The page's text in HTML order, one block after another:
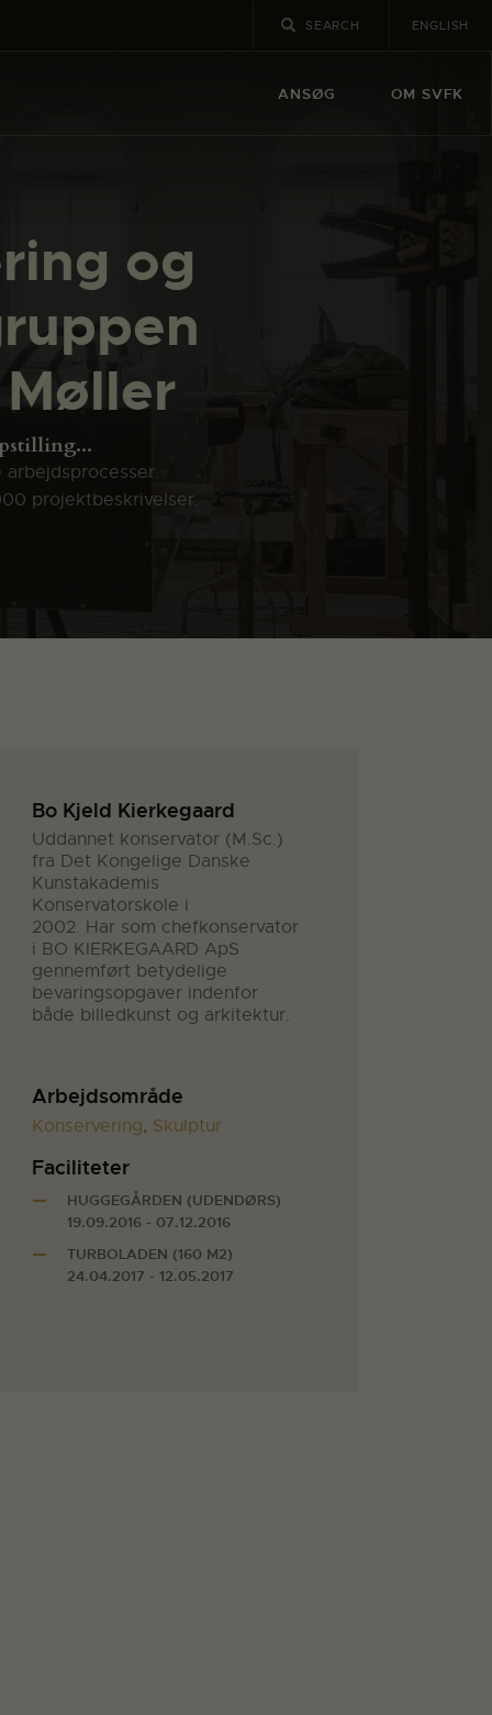
ENGLISH
ANSØG OM SVFK
og
projektbeskrivelser.
Bo Kjeld Kierkegaard
Uddannet konservator (M.Sc.)
fra Det Kongelige Danske
Kunstakademis
Konservatorskole i
2002. Har som chefkonservator
i BO KIERKEGAARD ApS
gennemført betydelige
bevaringsopgaver indenfor
både billedkunst og arkitektur.
Arbejdsområde
Konservering, Skulptur
Faciliteter
HUGGEGÅRDEN (UDENDØRS)
19.09.2016 - 07.12.2016
TURBOLADEN (160 M2)
24.04.2017 - 12.05.2017